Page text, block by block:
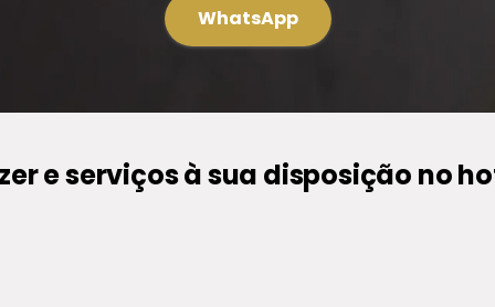
WhatsApp
e serviços à sua disposição no